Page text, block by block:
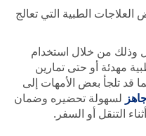
الطبية التي تعالج
وذلك من خلال استخدام
مهدئة أو حتى تمارين
قد تلجأ بعض الأمهات إلى
لسهولة تحضيره وضمان
التنقل أو السفر.